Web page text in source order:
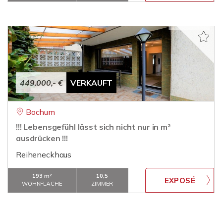
449.000,- € VERKAUFT
Bochum
!!! Lebensgefühl lässt sich nicht nur in m²
ausdrücken !!!
Reiheneckhaus
193 m²
WOHNFLÄCHE
10,5
ZIMMER